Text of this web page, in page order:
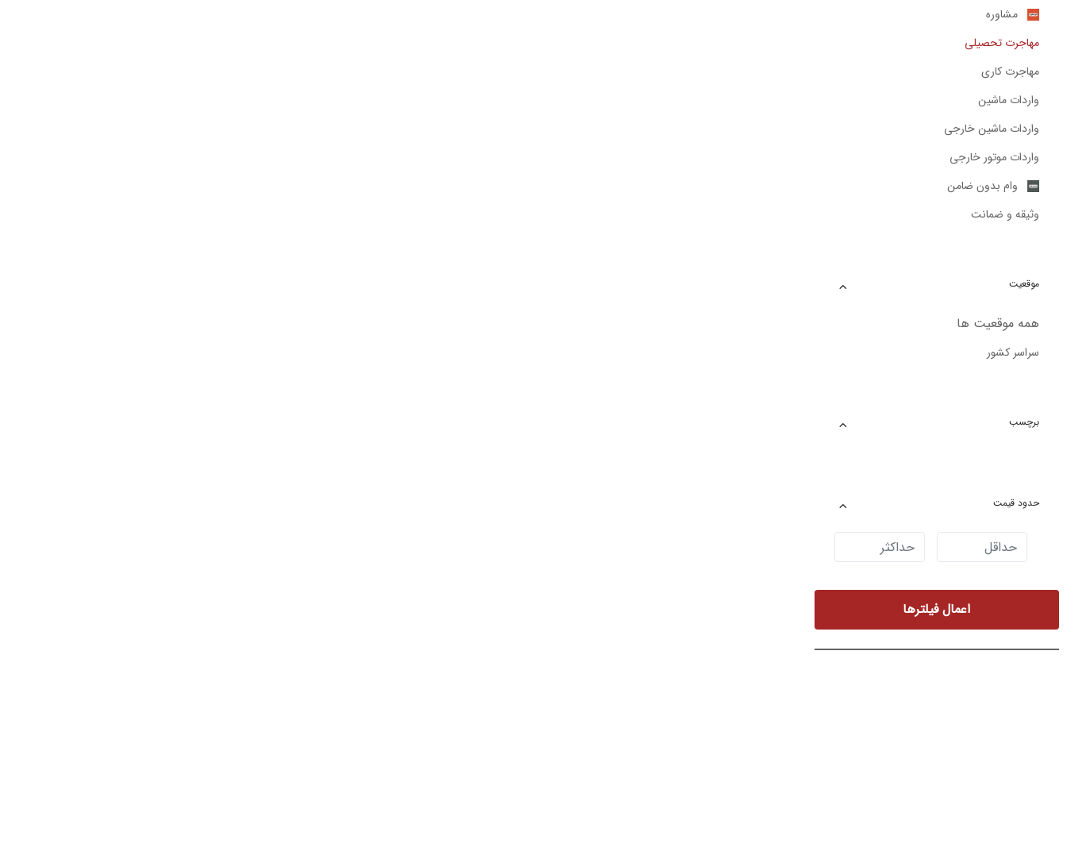
مشاوره
مهاجرت تحصیلی
مهاجرت کاری
واردات ماشین
واردات ماشین خارجی
واردات موتور خارجی
وام بدون ضامن
وثیقه و ضمانت
موقعیت
همه موقعیت ها
سراسر کشور
برچسب
حدود قیمت
اعمال فیلترها